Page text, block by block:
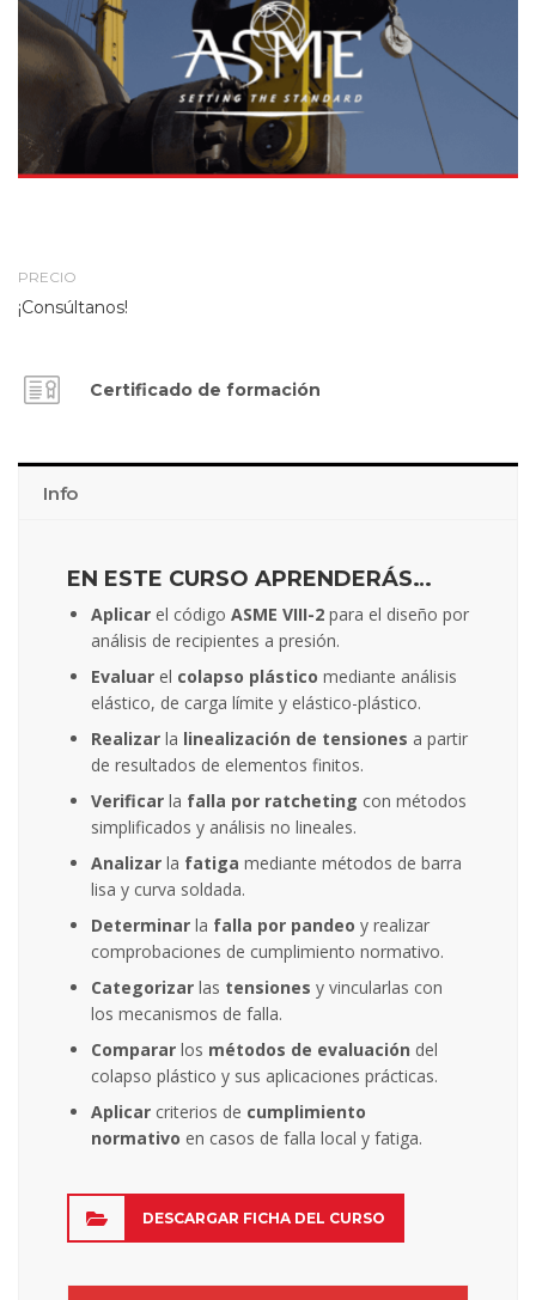
PRECIO
¡Consúltanos!
Certificado de formación
Info
EN ESTE CURSO APRENDERÁS…
Aplicar el código ASME VIII-2 para el diseño por
análisis de recipientes a presión.
Evaluar el colapso plástico mediante análisis
elástico, de carga límite y elástico-plástico.
Realizar la linealización de tensiones a partir
de resultados de elementos finitos.
Verificar la falla por ratcheting con métodos
simplificados y análisis no lineales.
Analizar la fatiga mediante métodos de barra
lisa y curva soldada.
Determinar la falla por pandeo y realizar
comprobaciones de cumplimiento normativo.
Categorizar las tensiones y vincularlas con
los mecanismos de falla.
Comparar los métodos de evaluación del
colapso plástico y sus aplicaciones prácticas.
Aplicar criterios de cumplimiento
normativo en casos de falla local y fatiga.
DESCARGAR FICHA DEL CURSO